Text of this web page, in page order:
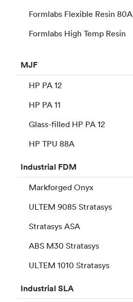
Formlabs Flexible Resin 80A
Formlabs High Temp Resin
MJF
HP PA 12
HP PA 11
Glass-filled HP PA 12
HP TPU 88A
Industrial FDM
Markforged Onyx
ULTEM 9085 Stratasys
Stratasys ASA
ABS M30 Stratasys
ULTEM 1010 Stratasys
IndustrialSLA